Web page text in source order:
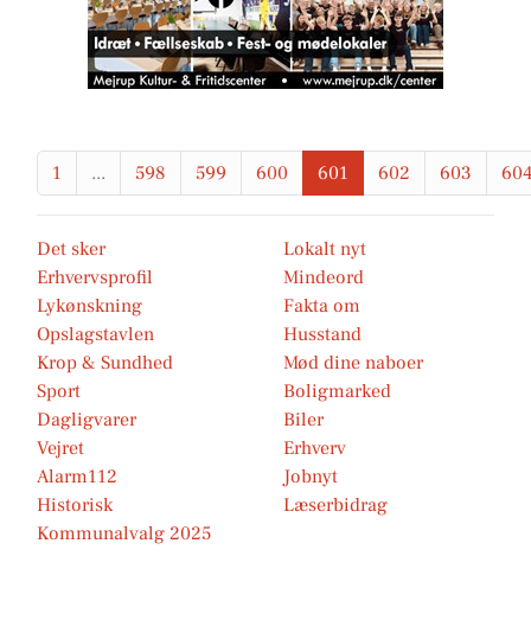
1 ... 598 599 600 601 602 603
Det sker
Lokalt nyt
Erhvervsprofil
Mindeord
Lykønskning
Fakta om
Opslagstavlen
Husstand
Krop & Sundhed
Mød dine naboer
Sport
Boligmarked
Dagligvarer
Biler
Vejret
Erhverv
Alarm112
Jobnyt
Historisk
Læserbidrag
Kommunalvalg 2025